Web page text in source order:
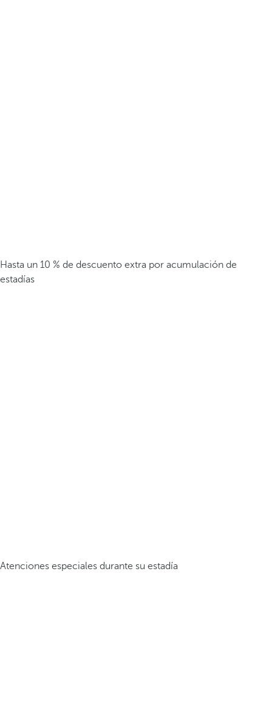
Hasta un 10 % de descuento extra por acumulación de
estadías
Atenciones especiales durante su estadía